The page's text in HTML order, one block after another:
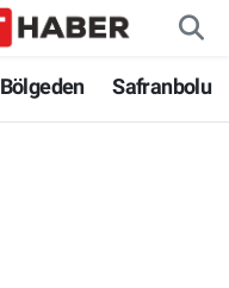
Bölgeden Safranbolu